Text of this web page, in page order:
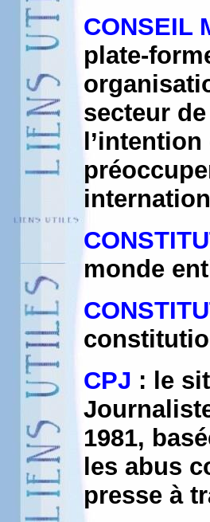
CONSEIL
plate-
secteur
monde
CPJ : le
1981,
les abus
presse à